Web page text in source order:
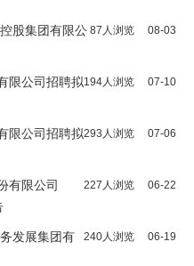
08-03
87人浏览
股集团有限公
07-10
194人浏览
限公司招聘拟
07-06
293人浏览
限公司招聘拟
06-22
227人浏览
有限公司
06-19
240人浏览
发展集团有